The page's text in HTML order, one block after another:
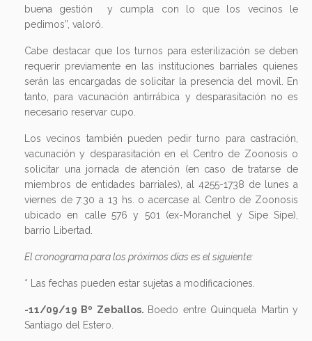
buena gestión y cumpla con lo que los vecinos le
pedimos”, valoró.
Cabe destacar que los turnos para esterilización se deben
requerir previamente en las instituciones barriales quienes
serán las encargadas de solicitar la presencia del movil. En
tanto, para vacunación antirrábica y desparasitación no es
necesario reservar cupo.
Los vecinos también pueden pedir turno para castración,
vacunación y desparasitación en el Centro de Zoonosis o
solicitar una jornada de atención (en caso de tratarse de
miembros de entidades barriales), al 4255-1738 de lunes a
viernes de 7:30 a 13 hs. o acercase al Centro de Zoonosis
ubicado en calle 576 y 501 (ex-Moranchel y Sipe Sipe),
barrio Libertad.
El cronograma para los próximos días es el siguiente:
* Las fechas pueden estar sujetas a modificaciones.
-11/09/19 Bº Zeballos. Boedo entre Quinquela Martin y
Santiago del Estero.